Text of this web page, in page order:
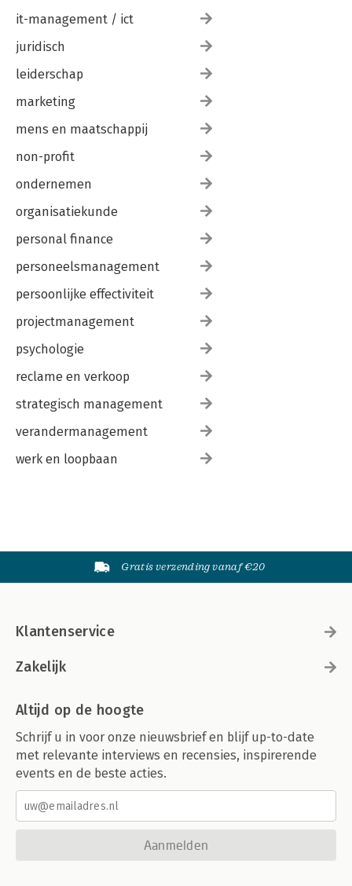
it-management / ict
juridisch
leiderschap
marketing
mens en maatschappij
non-profit
ondernemen
organisatiekunde
personal finance
personeelsmanagement
persoonlijke effectiviteit
projectmanagement
psychologie
reclame en verkoop
strategisch management
verandermanagement
werk en loopbaan
Gratis verzending vanaf €20
Klantenservice
Zakelijk
Altijd op de hoogte
Schrijf u in voor onze nieuwsbrief en blijf up-to-date
met relevante interviews en recensies, inspirerende
events en de beste acties.
Aanmelden